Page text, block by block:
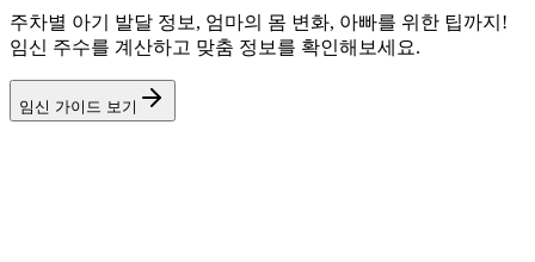
주차별 아기 발달 정보, 엄마의 몸 변화, 아빠를 위한 팁까지!
임신 주수를 계산하고 맞춤 정보를 확인해보세요.
임신 가이드 보기